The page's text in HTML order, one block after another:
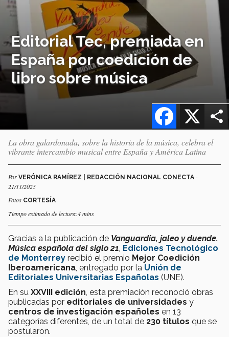
Editorial Tec, premiada en
España por coedición de
libro sobre música
X
Facebook
La obra galardonada, sobre la historia de la música, celebra el
vibrante intercambio musical entre España y América Latina
Por VERÓNICA RAMÍREZ | REDACCIÓN NACIONAL CONECTA -
21/11/2025
Fotos CORTESÍA
Tiempo estimado de lectura:4 mins
Gracias a la publicación de Vanguardia, jaleo y duende.
Música española del siglo 21 Ediciones Tecnológico
de Monterrey recibió el premio Mejor Coedición
Iberoamericana , entregado por la Unión de
Editoriales Universitarias Españolas (UNE).
En su XXVIII edición , esta premiación reconoció obras
publicadas por editoriales de universidades y
centros de investigación españoles en 13
categorías diferentes, de un total de 230 títulos que se
postularon.